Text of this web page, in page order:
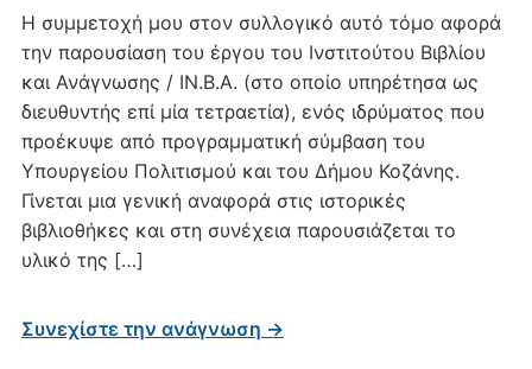
Δυτικής
Μακεδονίας.
Φλώρινα:
Βιβλιολογείον:
347-
357
Η συμμετοχή μου στον συλλογικό αυτό τόμο αφορά
την παρουσίαση του έργου του Ινστιτούτου Βιβλίου
και Ανάγνωσης / ΙΝ.Β.Α. (στο οποίο υπηρέτησα ως
διευθυντής επί μία τετραετία), ενός ιδρύματος που
προέκυψε από προγραμματική σύμβαση του
Υπουργείου Πολιτισμού και του Δήμου Κοζάνης.
Γίνεται μια γενική αναφορά στις ιστορικές
βιβλιοθήκες και στη συνέχεια παρουσιάζεται το
υλικό της […]
Συνεχίστε την ανάγνωση →